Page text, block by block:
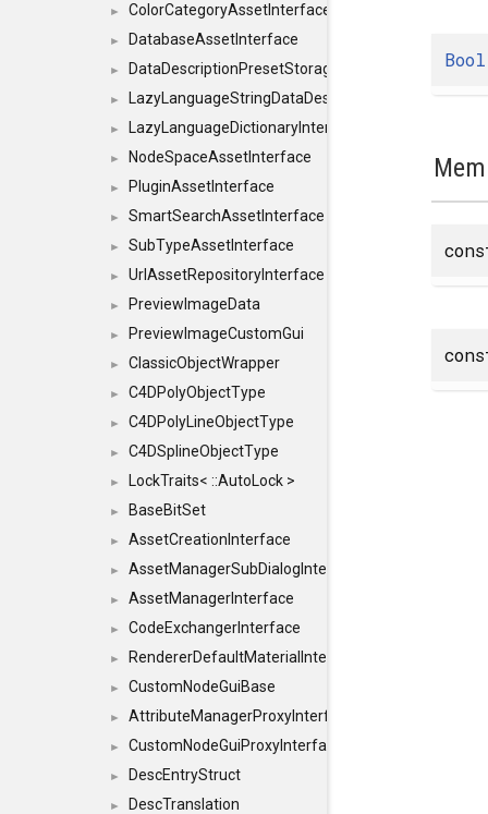
► ColorCategoryAssetInterface
► DatabaseAssetInterface
► DataDescriptionPresetStorageInterface
►
► LazyLanguageDictionaryInterface
► NodeSpaceAssetInterface
► PluginAssetInterface
► SmartSearchAssetInterface
► SubTypeAssetInterface
► UrlAssetRepositoryInterface
► PreviewImageData
► PreviewImageCustomGui
► ClassicObjectWrapper
► C4DPolyObjectType
► C4DPolyLineObjectType
► C4DSplineObjectType
► LockTraits< ::AutoLock >
► BaseBitSet
► AssetCreationInterface
► AssetManagerSubDialogInterface
► AssetManagerInterface
► CodeExchangerInterface
► RendererDefaultMaterialInterface
► CustomNodeGuiBase
► AttributeManagerProxyInterface
► CustomNodeGuiProxyInterface
► DescEntryStruct
► DescTranslation
Bool